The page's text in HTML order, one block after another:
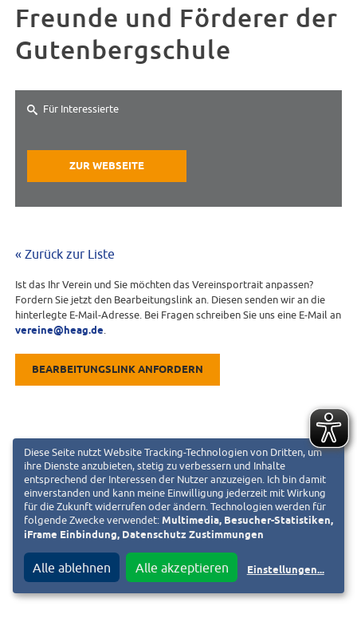
Freunde und Förderer der
Gutenbergschule
Für Interessierte
ZUR WEBSEITE
« Zurück zur Liste
Ist das Ihr Verein und Sie möchten das Vereinsportrait anpassen?
Fordern Sie jetzt den Bearbeitungslink an. Diesen senden wir an die
hinterlegte E-Mail-Adresse. Bei Fragen schreiben Sie uns eine E-Mail an
vereine@heag.de.
BEARBEITUNGSLINK ANFORDERN
Diese Seite nutzt Website Tracking-Technologien von Dritten, um
ihre Dienste anzubieten, stetig zu verbessern und Inhalte
entsprechend der Interessen der Nutzer anzuzeigen. Ich bin damit
einverstanden und kann meine Einwilligung jederzeit mit Wirkung
für die Zukunft widerrufen oder ändern. Technologien werden für
folgende Zwecke verwendet: Multimedia, Besucher-Statistiken,
iFrame Einbindung, Datenschutz Zustimmungen
Alle ablehnen Alle akzeptieren Einstellungen...